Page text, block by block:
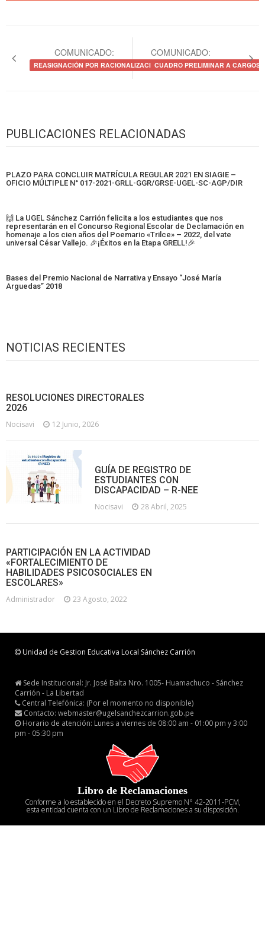
de
entradas
COMUNICADO:
REASIGNACIÓN POR RACIONALIZACIÓN
COMUNICADO:
CUADRO PRELIMINAR A CARGOS
PUBLICACIONES RELACIONADAS
PLAZO PARA CONCLUIR MATRÍCULA REGULAR 2021 EN SIAGIE –
OFICIO MÚLTIPLE N° 017-2021-GRLL-GGR/GRSE-UGEL-SC-AGP/DIR
🙌 La UGEL Sánchez Carrión felicita a los estudiantes que nos
representarán en el Concurso Regional Escolar de Declamación en
homenaje a los cien años del Poemario «Trilce» – 2022, del vate
universal César Vallejo. 🎉¡Éxitos en la Etapa GRELL!🎉
Bases del Premio Nacional de Narrativa y Ensayo “José María
Arguedas” 2018
NOTICIAS RECIENTES
RESOLUCIONES DIRECTORALES
2026
Nocisavi 12 Junio, 2026
GUÍA DE REGISTRO DE
ESTUDIANTES CON
DISCAPACIDAD – R-NEE
Nocisavi 28 Abril, 2025
PARTICIPACIÓN EN LA ACTIVIDAD
«FORTALECIMIENTO DE
HABILIDADES PSICOSOCIALES EN
ESCOLARES»
Administrador 23 Agosto, 2022
Unidad de Gestion Educativa Local Sánchez Carrión
Sede Institucional: Jr. José Balta Nro. 1005- Huamachuco - Sánchez
Carrión - La Libertad
Central Telefónica: (Por el momento no disponible)
Contacto: webmaster@ugelsanchezcarrion.gob.pe
Horario de atención: Lunes a viernes de 08:00 am - 01:00 pm y 3:00
pm - 05:30 pm
Libro de Reclamaciones
Conforme a lo establecido en el Decreto Supremo N° 42-2011-PCM,
esta entidad cuenta con un Libro de Reclamaciones a su disposición.